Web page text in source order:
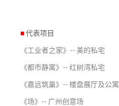
■代表项目
《工业者之家》-- 美的私宅
《都市静寓》-- 红树湾私宅
《嘉远筑巢》-- 楼盘展厅及公寓
《场》 -- 广州创意场